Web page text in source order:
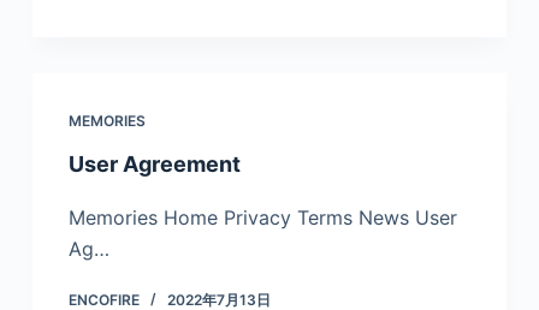
MEMORIES
User Agreement
Memories Home Privacy Terms News User
Ag…
ENCOFIRE 2022年7月13日